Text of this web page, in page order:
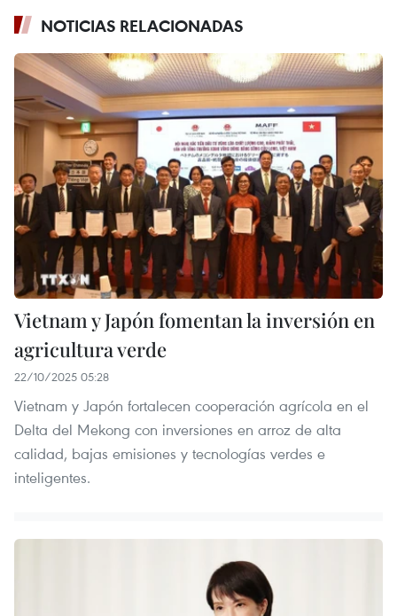
NOTICIAS RELACIONADAS
Vietnam y Japón fomentan la inversión en
agricultura verde
22/10/2025 05:28
Vietnam y Japón fortalecen cooperación agrícola en el
Delta del Mekong con inversiones en arroz de alta
calidad, bajas emisiones y tecnologías verdes e
inteligentes.